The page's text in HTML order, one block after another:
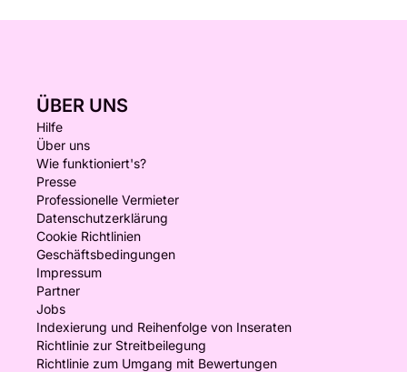
ÜBER UNS
Hilfe
Über uns
Wie funktioniert's?
Presse
Professionelle Vermieter
Datenschutzerklärung
Cookie Richtlinien
Geschäftsbedingungen
Impressum
Partner
Jobs
Indexierung und Reihenfolge von Inseraten
Richtlinie zur Streitbeilegung
Richtlinie zum Umgang mit Bewertungen